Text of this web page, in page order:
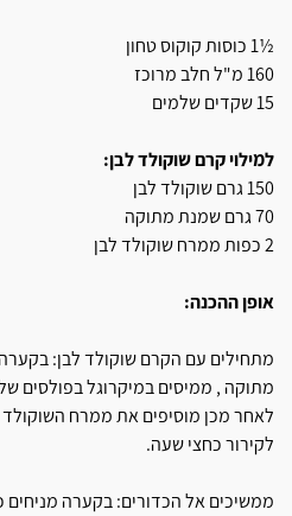
½1 כוסות קוקוס טחון
160 מ"ל חלב מרוכז
15 שקדים שלמים
למילוי קרם שוקולד לבן:
150 גרם שוקולד לבן
70 גרם שמנת מתוקה
2 כפות ממרח שוקולד לבן
אופן ההכנה:
מתחילים עם הקרם שוקולד לבן:
לאחר מכן מוסיפים את ממרח השוקולד
לקירור כחצי שעה.
ממשיכים אל הכדורים: בקערה מניחים